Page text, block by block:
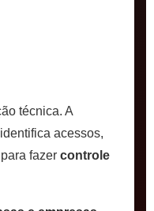
técnica. A
acessos,
fazer controle